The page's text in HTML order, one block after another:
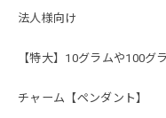
法人様向け
【特大】10グラムや100グ
チャーム【ペンダント】